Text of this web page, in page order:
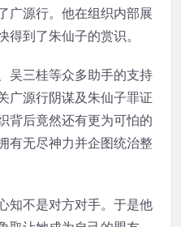
广源行。他在组织内部展
到了朱仙子的赏识。
吴三桂等众多助手的支持
广源行阴谋及朱仙子罪证
背后竟然还有更为可怕的
无尽神力并企图统治整
知不是对方对手。于是他